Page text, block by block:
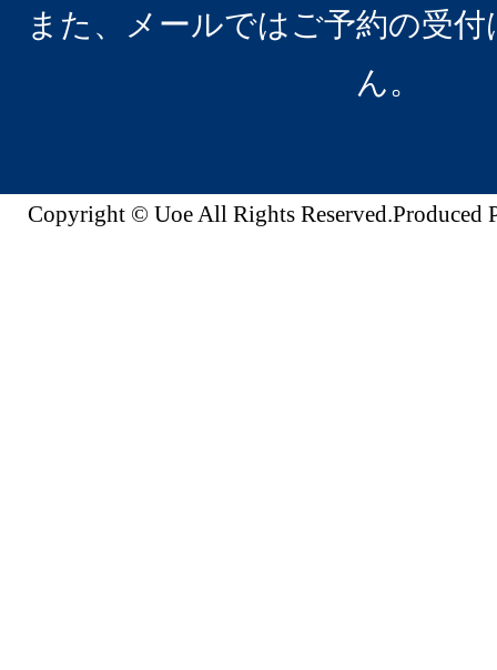
また、メールではご予約の受
ん。
Copyright © Uoe All Rights Reserved.Produced